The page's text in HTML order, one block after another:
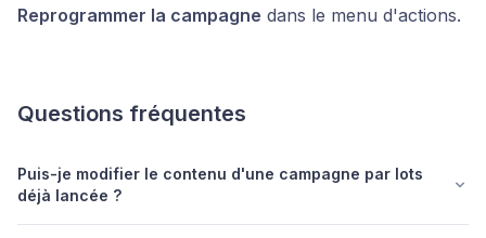
Reprogrammer la campagne dans le menu d'actions.
Questions fréquentes
Puis-je modifier le contenu d'une campagne par lots
déjà lancée ?